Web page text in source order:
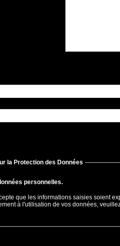
la Protection des Données
personnelles.
que les informations saisies soient
à l'utilisation de vos données,